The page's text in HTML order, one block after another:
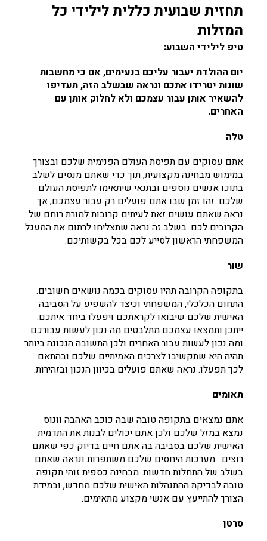
תחזית שבועית כללית לילידי כל
המזלות
טיפ לילידי השבוע:
יום ההולדת יעבור עליכם בנעימים, אם כי מחשבות
שונות יטרידו אתכם ונראה שבשלב הזה, תעדיפו
להשאיר אותן עבור עצמכם ולא לחלוק אותן עם
האחרים.
טלה
אתם עסוקים עם תפיסת העולם הפנימית שלכם ובצורך
במימוש מבחינה מקצועית, תוך כדי שאתם מנסים לשלב
בתוכו אנשים נוספים ובתנאי שיתאימו לתפיסת העולם
שלכם. זהו זמן שבו אתם פועלים רק עבור עצמכם, אך
נראה שאתם עושים זאת לעיתים קרובות למורת רוחם של
הקרובים לכם. בשלב זה נראה שתצליחו לרתום את המעגל
המשפחתי הראשון לסייע לכם בכל בקשותיכם.
שור
בתקופה הקרובה תהיו עסוקים בכמה נושאים חשובים.
התחום הכלכלי, המשפחתי וכיצד להשפיע על הסביבה
האישית שלכם שיבואו לקראתכם ויפעלו ביחד איתכם.
ייתכן ותמצאו עצמכם מתלבטים מה נכון לעשות עבורכם
ומה נכון לעשות עבור האחרים ולכן התשובה הנכונה ביותר
תהיה היא שתקשיבו לצרכים האמיתיים שלכם ובהתאם
לכך תפעלו. נראה שאתם פועלים בכיוון הנכון ובזהירות.
תאומים
אתם נמצאים בתקופה טובה שבה כוכב האהבה וונוס
נמצא במזל שלכם ולכן אתם יכולים לבנות את התדמית
האישית שלכם בסביבה בה אתם חיים בדיוק כפי שאתם
רוצים. מערכות היחסים שלכם משתפרות ונראה שאתם
בשלב של התחלות חדשות. מבחינה כספית זוהי תקופה
טובה לבדיקת ההתנהלות האישית שלכם מחדש, ובמידת
הצורך להתייעץ עם אנשי מקצוע מתאימים.
סרטן